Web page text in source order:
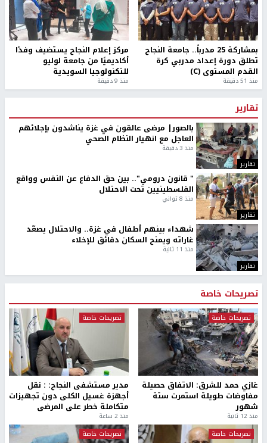
بمشاركة 25 مدرباً.. جامعة النجاح
تطلق دورة إعداد مدربي كرة
القدم المستوى (C)
منذ 51 دقيقة
مركز إعلام النجاح يستضيف وفدًا
أكاديميًا من جامعة لوليو
للتكنولوجيا السويدية
منذ 9 دقيقة
تقارير
تقارير
بالصور| مرضى عالقون في غزة يناشدون بإجلائهم
العاجل مع انهيار النظام الصحي
منذ 3 دقيقة
تقارير
" قانون درومي".. بين حق الدفاع عن النفس وواقع
الفلسطينيين تحت الاحتلال
منذ 8 ثواني
تقارير
شهداء بينهم أطفال في غزة.. والاحتلال يصعّد
غاراته ويمنح السكان دقائق للإخلاء
منذ 11 ثانية
تصريحات خاصة
تصريحات خاصة
غازي حمد للشرق: الاتفاق حصيلة
مفاوضات طويلة استمرت ستة
شهور
منذ 12 ثانية
تصريحات خاصة
مدير مستشفى النجاح: : نقل
أجهزة غسيل الكلى دون تجهيزات
متكاملة خطر على المرضى
منذ 2 ساعة
تصريحات خاصة
تصريحات خاصة